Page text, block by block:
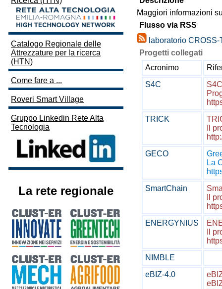
Catalogo Regionale delle
Attrezzature per la ricerca
(HTN)
Come fare a ...
Roveri Smart Village
Gruppo Linkedin Rete Alta
Tecnologia
La rete regionale
Maggiori informazioni
Flusso via RSS
laboratorio
Progetti collegati
Acronimo
S4C
S4C
TRICK
Il
GECO
La
SmartChain
Il
ENERGYNIUS
Il
NIMBLE
eBIZ-4.0